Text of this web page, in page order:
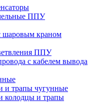
ППУ
краном
ППУ
с кабелем вывода
и трапы чугунные
колодцы и трапы